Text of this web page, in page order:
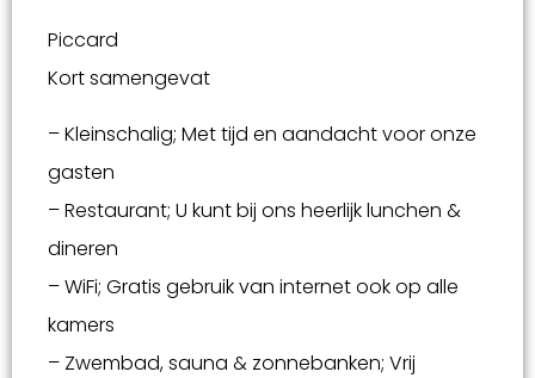
Piccard
Kort samengevat
– Kleinschalig; Met tijd en aandacht voor onze
gasten
– Restaurant; U kunt bij ons heerlijk lunchen &
dineren
– WiFi; Gratis gebruik van internet ook op alle
kamers
– Zwembad, sauna & zonnebanken; Vrij